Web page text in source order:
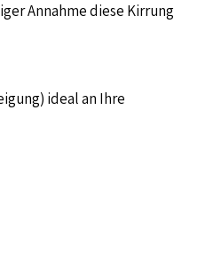
Annahme diese Kirrung
ideal an Ihre